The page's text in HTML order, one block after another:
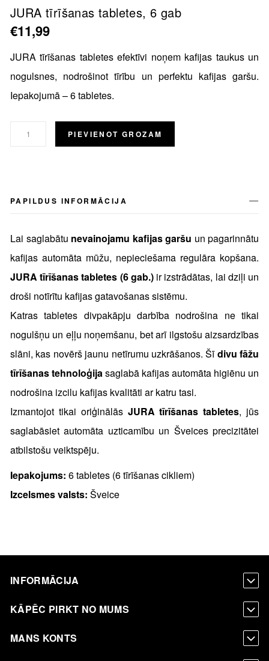
the
of
the
gallery
JURA tīrīšanas tabletes, 6 gab
€11,99
JURA tīrīšanas tabletes efektīvi noņem kafijas taukus un
nogulsnes, nodrošinot tīrību un perfektu kafijas garšu.
Iepakojumā – 6 tabletes.
PIEVIENOT GROZAM
PAPILDUS INFORMĀCIJA
Lai saglabātu nevainojamu kafijas garšu un pagarinnātu
kafijas automāta mūžu, nepieciešama regulāra kopšana.
JURA tīrīšanas tabletes (6 gab.)ir izstrādātas, lai dziļi un
droši notīrītu kafijas gatavošanas sistēmu.
Katras tabletes divpakāpju darbība nodrošina ne tikai
nogulšņu un eļļu noņemšanu, bet arī ilgstošu aizsardzības
slāni, kas novērš jaunu netīrumu uzkrāšanos. Šīdivu fāžu
tīrīšanas tehnoloģija saglabā kafijas automāta higiēnu un
nodrošina izcilu kafijas kvalitāti ar katru tasi.
Izmantojot tikai oriģinālās JURA tīrīšanas tabletes, jūs
saglabāsiet automāta uzticamību un Šveices precizitātei
atbilstošu veiktspēju.
Iepakojums: 6 tabletes (6 tīrīšanas cikliem)
Izcelsmes valsts: Šveice
INFORMĀCIJA
KĀPĒC PIRKT NO MUMS
MANS KONTS